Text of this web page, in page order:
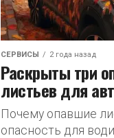
СЕРВИСЫ 2 года назад
Раскрыты три
листьев для
Почему опавшие
опасность для